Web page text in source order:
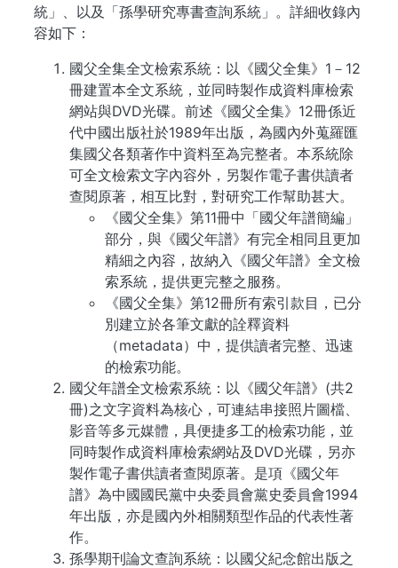
統」、以及「孫學研究專書查詢系統」。詳細收錄內
容如下：
國父全集全文檢索系統：以《國父全集》1－12
冊建置本全文系統，並同時製作成資料庫檢索
網站與DVD光碟。前述《國父全集》12冊係近
代中國出版社於1989年出版，為國內外蒐羅匯
集國父各類著作中資料至為完整者。本系統除
可全文檢索文字內容外，另製作電子書供讀者
查閱原著，相互比對，對研究工作幫助甚大。
《國父全集》第11冊中「國父年譜簡編」
部分，與《國父年譜》有完全相同且更加
精細之內容，故納入《國父年譜》全文檢
索系統，提供更完整之服務。
《國父全集》第12冊所有索引款目，已分
別建立於各筆文獻的詮釋資料
（metadata）中，提供讀者完整、迅速
的檢索功能。
國父年譜全文檢索系統：以《國父年譜》(共2
冊)之文字資料為核心，可連結串接照片圖檔、
影音等多元媒體，具便捷多工的檢索功能，並
同時製作成資料庫檢索網站及DVD光碟，另亦
製作電子書供讀者查閱原著。是項《國父年
譜》為中國國民黨中央委員會黨史委員會1994
年出版，亦是國內外相關類型作品的代表性著
作。
孫學期刊論文查詢系統：以國父紀念館出版之